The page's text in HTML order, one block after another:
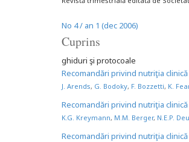
No 4 / an 1 (dec 2006)
Cuprins
ghiduri şi protocoale
Recomandări privind nutriţia
J. Arends, G. Bodoky, F. Bozzetti, K.
Recomandări privind nutriţia
K.G. Kreymann, M.M. Berger, N.E.P.
Recomandări privind nutriţia